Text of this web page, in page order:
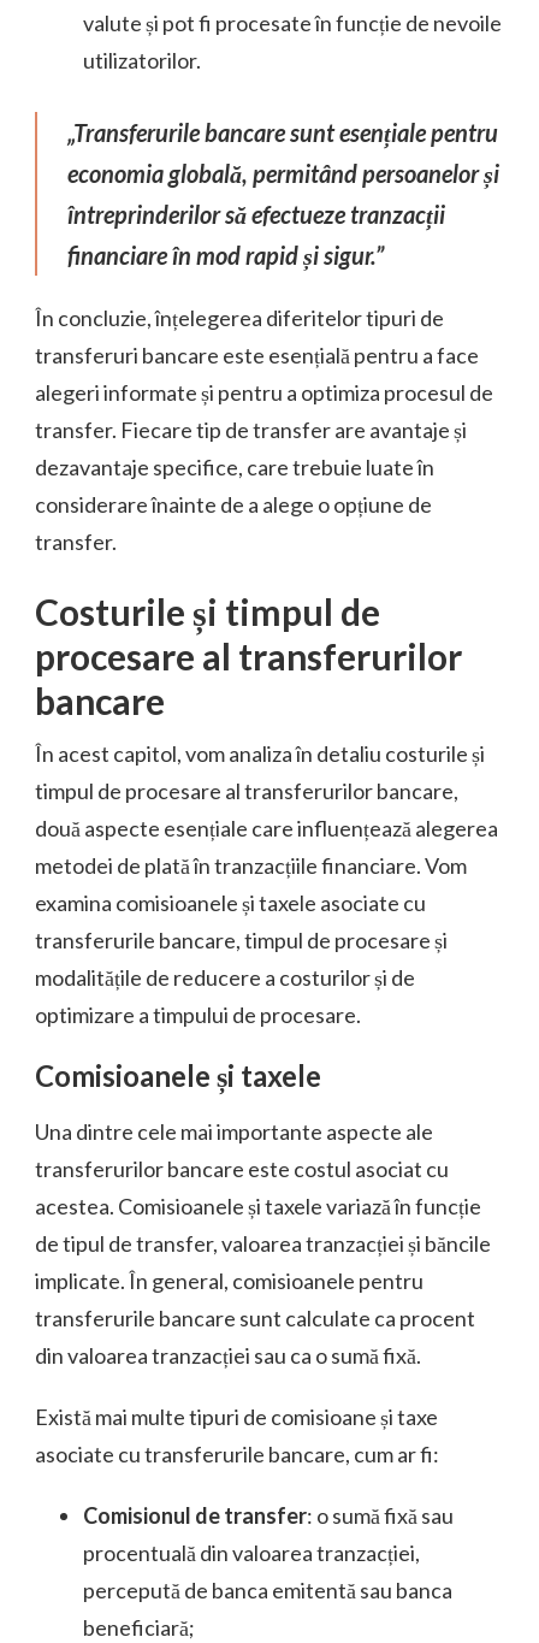
valute și pot fi procesate în funcție de nevoile
utilizatorilor.
„Transferurile bancare sunt esențiale pentru
economia globală, permitând persoanelor și
întreprinderilor să efectueze tranzacții
financiare în mod rapid și sigur.”
În concluzie, înțelegerea diferitelor tipuri de
transferuri bancare este esențială pentru a face
alegeri informate și pentru a optimiza procesul de
transfer. Fiecare tip de transfer are avantaje și
dezavantaje specifice, care trebuie luate în
considerare înainte de a alege o opțiune de
transfer.
Costurile și timpul de
procesare al transferurilor
bancare
În acest capitol, vom analiza în detaliu costurile și
timpul de procesare al transferurilor bancare,
două aspecte esențiale care influențează alegerea
metodei de plată în tranzacțiile financiare. Vom
examina comisioanele și taxele asociate cu
transferurile bancare, timpul de procesare și
modalitățile de reducere a costurilor și de
optimizare a timpului de procesare.
Comisioanele și taxele
Una dintre cele mai importante aspecte ale
transferurilor bancare este costul asociat cu
acestea. Comisioanele și taxele variază în funcție
de tipul de transfer, valoarea tranzacției și băncile
implicate. În general, comisioanele pentru
transferurile bancare sunt calculate ca procent
din valoarea tranzacției sau ca o sumă fixă.
Există mai multe tipuri de comisioane și taxe
asociate cu transferurile bancare, cum ar fi:
Comisionul de transfer: o sumă fixă sau
procentuală din valoarea tranzacției,
percepută de banca emitentă sau banca
beneficiară;